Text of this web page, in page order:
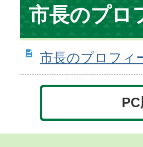
の
位
置
市長のプロ
市長のプロフィ